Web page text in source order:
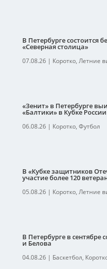
В Петербурге состоится
«Северная столица»
07.08.26| Коротко, Летние
«Зенит» в Петербурге
«Балтики» в Кубке
06.08.26| Коротко, Футбол
В «Кубке защитников
участие более 120
05.08.26| Коротко, Летние
В Петербурге в сентябре
и Белова
04.08.26| Баскетбол,